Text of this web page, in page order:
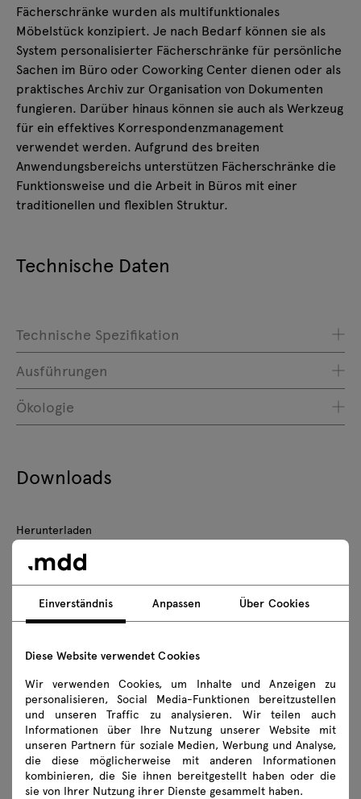
Fächerschränke wurden als multifunktionales
Möbelstück konzipiert. Je nach Bedarf können sie als
System personalisierter Fächerschränke für persönliche
Sachen im Büro oder Coworking Center dienen oder als
praktisches Archiv zur Organisation von Dokumenten
fungieren. Darüber hinaus können sie auch als Werkzeug
für ein effektives Korrespondenzmanagement
verwendet werden. Aufgrund des breiten
Anwendungsbereichs unterstützen Fächerschränke die
Funktionsweise und die Arbeit in Büros mit einer
traditionellen und flexiblen Struktur.
Technische Daten
Technische Spezifikation
Ausführungen
Ökologie
Downloads
Herunterladen
Fotos
Zasady użytkowania
skp
Montageanleitungen
LOK02 LOK03 LOK04
LOK05
Einverständnis Anpassen Über Cookies
Diese Website verwendet Cookies
Wir verwenden Cookies, um Inhalte und Anzeigen zu
personalisieren, Social Media-Funktionen bereitzustellen
und unseren Traffic zu analysieren. Wir teilen auch
Informationen über Ihre Nutzung unserer Website mit
unseren Partnern für soziale Medien, Werbung und Analyse,
die diese möglicherweise mit anderen Informationen
kombinieren, die Sie ihnen bereitgestellt haben oder die
sie von Ihrer Nutzung ihrer Dienste gesammelt haben.